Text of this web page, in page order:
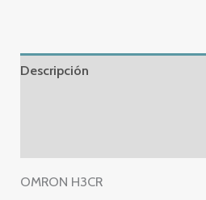
–
TIMER
TEMPORIZADOR
Descripción
OMRON H3CR